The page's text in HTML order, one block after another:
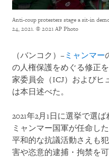
Anti-coup protesters stage a sit-in
24, 2021. © 2021 AP Photo
（バンコク）– ミャンマー
の人権保護をめぐる修正
家委員会（ICJ）およびヒ
は本日述べた。
2021年2月1日に選挙で選
ミャンマー国軍が任命し
平和的な抗議活動さえも
害や恣意的逮捕・拘禁を